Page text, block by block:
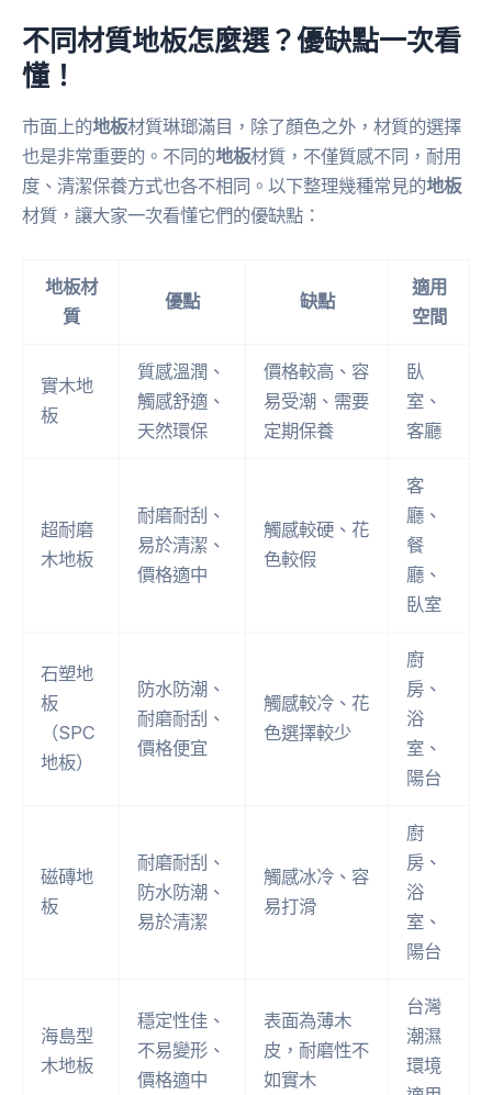
不同材質地板怎麼選？優缺點一次看
懂！
市面上的地板材質琳瑯滿目，除了顏色之外，材質的選擇
也是非常重要的。不同的地板材質，不僅質感不同，耐用
度、清潔保養方式也各不相同。以下整理幾種常見的地板
材質，讓大家一次看懂它們的優缺點：
地板材
質
優點 缺點
適用
空間
實木地
板
質感溫潤、
觸感舒適、
天然環保
價格較高、容
易受潮、需要
定期保養
臥
室、
客廳
超耐磨
木地板
耐磨耐刮、
易於清潔、
價格適中
觸感較硬、花
色較假
客
廳、
餐
廳、
臥室
石塑地
板
（SPC
地板）
防水防潮、
耐磨耐刮、
價格便宜
觸感較冷、花
色選擇較少
廚
房、
浴
室、
陽台
磁磚地
板
耐磨耐刮、
防水防潮、
易於清潔
觸感冰冷、容
易打滑
廚
房、
浴
室、
陽台
海島型
木地板
穩定性佳、
不易變形、
價格適中
表面為薄木
皮，耐磨性不
如實木
台灣
潮濕
環境